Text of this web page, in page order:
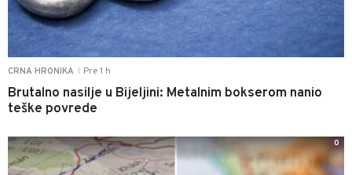
CRNA HRONIKA Pre 1 h
Brutalno nasilje u Bijeljini: Metalnim bokserom nanio
teške povrede
0